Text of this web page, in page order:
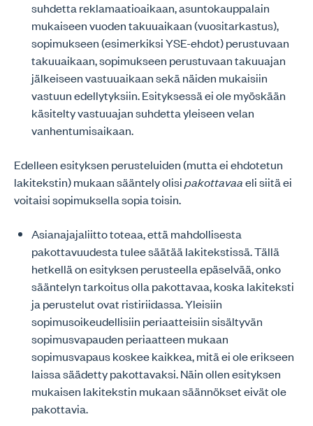
suhdetta reklamaatioaikaan, asuntokauppalain
mukaiseen vuoden takuuaikaan (vuositarkastus),
sopimukseen (esimerkiksi YSE-ehdot) perustuvaan
takuuaikaan, sopimukseen perustuvaan takuuajan
jälkeiseen vastuuaikaan sekä näiden mukaisiin
vastuun edellytyksiin. Esityksessä ei ole myöskään
käsitelty vastuuajan suhdetta yleiseen velan
vanhentumisaikaan.
Edelleen esityksen perusteluiden (mutta ei ehdotetun
lakitekstin) mukaan sääntely olisipakottavaaeli siitä ei
voitaisi sopimuksella sopia toisin.
Asianajajaliitto toteaa, että mahdollisesta
pakottavuudesta tulee säätää lakitekstissä. Tällä
hetkellä on esityksen perusteella epäselvää, onko
sääntelyn tarkoitus olla pakottavaa, koska lakiteksti
ja perustelut ovat ristiriidassa. Yleisiin
sopimusoikeudellisiin periaatteisiin sisältyvän
sopimusvapauden periaatteen mukaan
sopimusvapaus koskee kaikkea, mitä ei ole erikseen
laissa säädetty pakottavaksi. Näin ollen esityksen
mukaisen lakitekstin mukaan säännökset eivät ole
pakottavia.